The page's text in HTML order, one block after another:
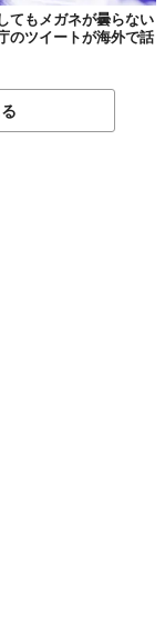
ん、ビジネスシー
なし。
。再販を期待した
てもメガネが曇らない
のツイートが海外で話